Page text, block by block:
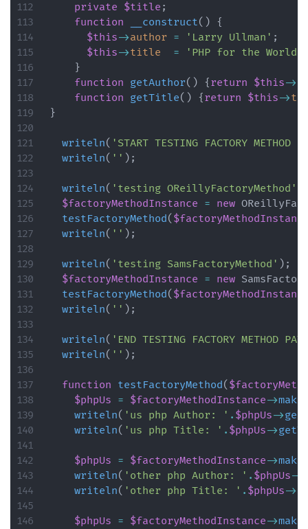
private $title ;
function
__construct( ) {
$this->author = 'Larry Ullman' ;
$this->title =
'PHP for the World
}
function getAuthor( ) { return $this->
function getTitle( ) { return $this->
}
writeln( 'START TESTING FACTORY METHOD
writeln( '' ) ;
writeln( 'testing OReillyFactoryMethod'
$factoryMethodInstance = new
testFactoryMethod(
writeln( '' ) ;
writeln( 'testing SamsFactoryMethod' ) ;
$factoryMethodInstance = new
testFactoryMethod(
writeln( '' ) ;
writeln( 'END TESTING FACTORY METHOD
writeln( '' ) ;
function testFactoryMethod(
$phpUs = $factoryMethodInstance->
writeln( 'us php Author: ' . $phpUs->
writeln( 'us php Title: ' . $phpUs->
$phpUs = $factoryMethodInstance->
writeln( 'other php Author: ' . $phpUs->
writeln( 'other php Title: ' . $phpUs->
$phpUs = $factoryMethodInstance->